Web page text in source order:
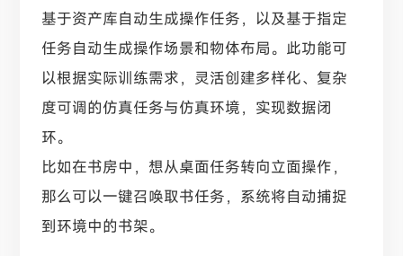
基于资产库自动生成操作任务，以及基于指定
任务自动生成操作场景和物体布局。此功能可
以根据实际训练需求，灵活创建多样化、复杂
度可调的仿真任务与仿真环境，实现数据闭
环。
比如在书房中，想从桌面任务转向立面操作，
那么可以一键召唤取书任务，系统将自动捕捉
到环境中的书架。